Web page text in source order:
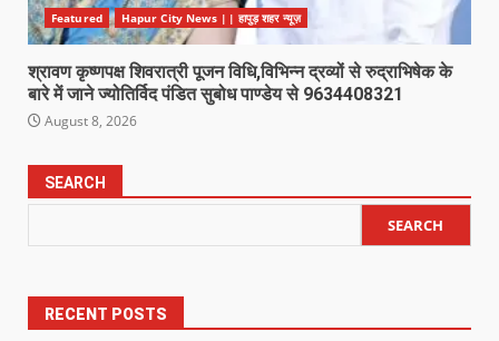
Featured Hapur City News || हापुड़ शहर न्यूज़
श्रावण कृष्णपक्ष शिवरात्री पूजन विधि,विभिन्न द्रव्यों से रुद्राभिषेक के
बारे में जाने ज्योतिर्विद पंडित सुबोध पाण्डेय से 9634408321
August 8, 2026
SEARCH
SEARCH
RECENT POSTS